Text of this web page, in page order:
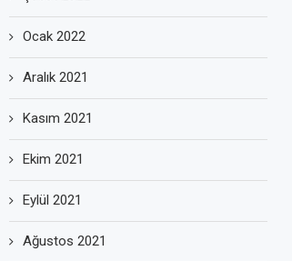
Ocak 2022
Aralık 2021
Kasım 2021
Ekim 2021
Eylül 2021
Ağustos 2021